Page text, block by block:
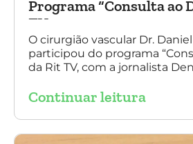
Programa “Consulta ao
TV
O cirurgião vascular Dr.
participou do programa
da Rit TV, com a jornalista
Continuar leitura